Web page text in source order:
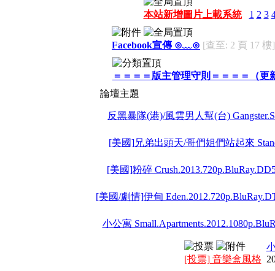
本站新增圖片上載系統 1 2 3
Facebook宣傳 ⊙﹏⊙ [查至: 2 頁 17 樓]
＝＝＝＝版主管理守則＝＝＝＝（更
論壇主題
反黑暴隊(港)/風雲男人幫(台)
[美國]兄弟出頭天/哥們姐們站起來
[美國]粉碎
[美國/劇情]伊甸
小公寓
[投票] 音樂盒風格